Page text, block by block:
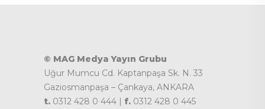
© MAG Medya Yayın Grubu
Uğur Mumcu Cd. Kaptanpaşa Sk. N. 33
Gaziosmanpaşa – Çankaya, ANKARA
t. 0312 428 0 444 | f. 0312 428 0 445